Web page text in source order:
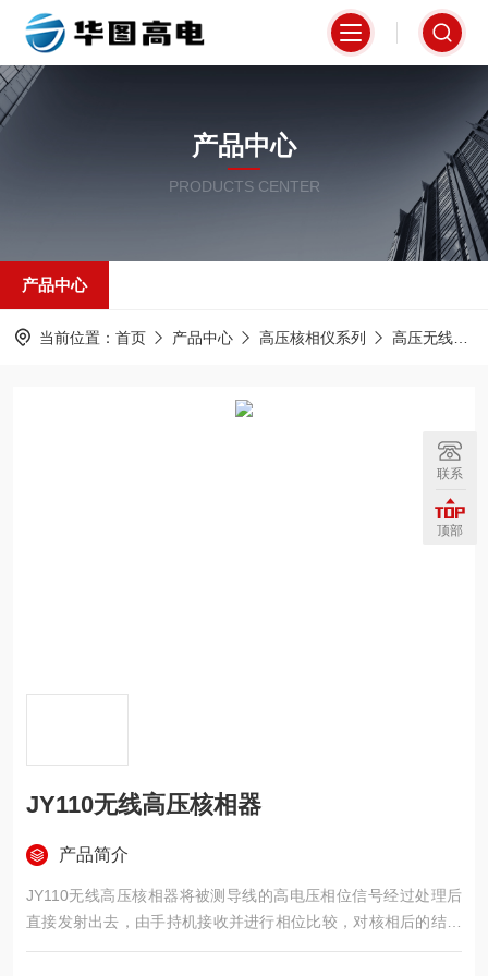
产品中心
PRODUCTS CENTER
产品中心
当前位置： 首页 产品中心 高压核相仪系列 高压无线核相仪
JY110无线⾼压核相器
产品简介
JY110无线⾼压核相器将被测导线的高电压相位信号经过处理后
直接发射出去，由手持机接收并进行相位比较，对核相后的结果
定性，实时显示相位角度差和矢量图。
联系
顶部